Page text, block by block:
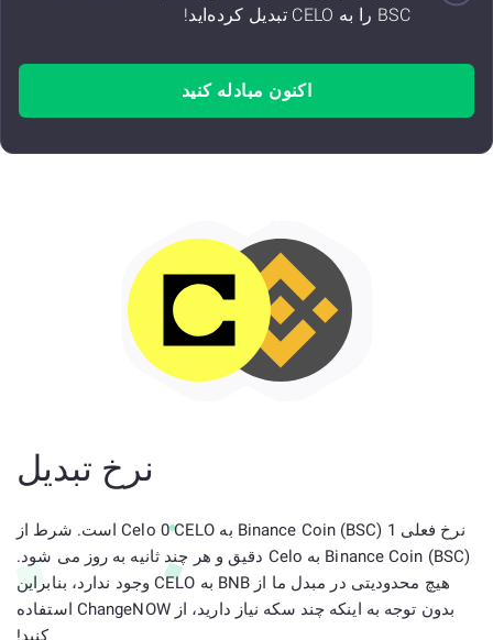
BSC را به CELO تبدیل کرده‌اید!
اکنون مبادله کنید
نرخ تبدیل
نرخ فعلی 1 Binance Coin (BSC) به Celo 0 CELO است. شرط از
Binance Coin (BSC) به Celo دقیق و هر چند ثانیه به روز می شود.
هیچ محدودیتی در مبدل ما از BNB به CELO وجود ندارد، بنابراین
بدون توجه به اینکه چند سکه نیاز دارید، از ChangeNOW استفاده
کنید!